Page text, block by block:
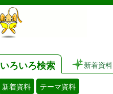
いろいろ検索 新着資料
新着資料 テーマ資料